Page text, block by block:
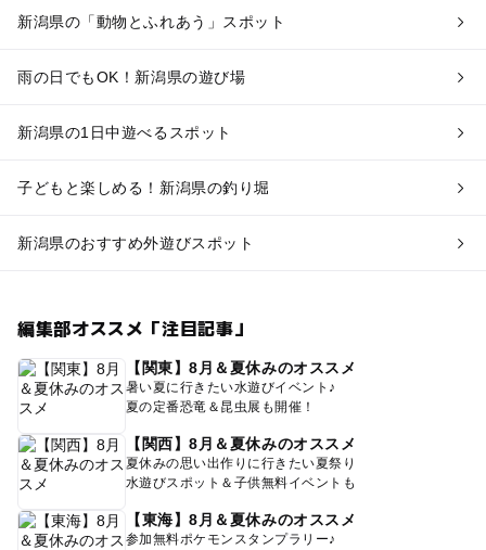
新潟県の「動物とふれあう」スポット
雨の日でもOK！新潟県の遊び場
新潟県の1日中遊べるスポット
子どもと楽しめる！新潟県の釣り堀
新潟県のおすすめ外遊びスポット
編集部オススメ「注目記事」
【関東】8月＆夏休みのオススメ
暑い夏に行きたい水遊びイベント♪
夏の定番恐竜＆昆虫展も開催！
【関西】8月＆夏休みのオススメ
夏休みの思い出作りに行きたい夏祭り
水遊びスポット＆子供無料イベントも
【東海】8月＆夏休みのオススメ
参加無料ポケモンスタンプラリー♪